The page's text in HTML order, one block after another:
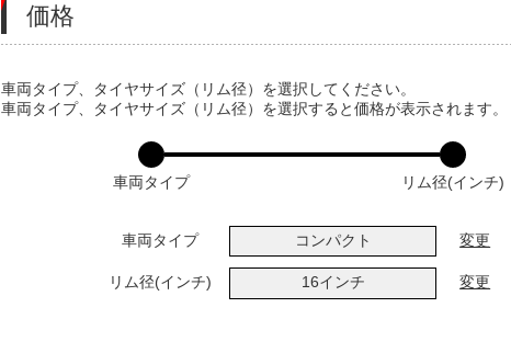
価格
VARIATIONS
車両タイプ、タイヤサイズ（リム径）を選択してください。
車両タイプ、タイヤサイズ（リム径）を選択すると価格が表示されます。
車両タイプ リム径(インチ)
車両タイプ コンパクト 変更
リム径(インチ) 16インチ 変更